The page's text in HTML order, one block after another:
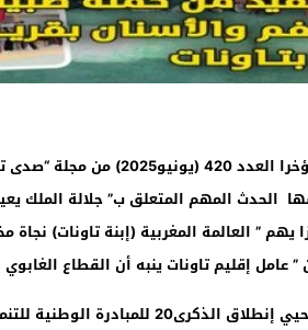
مكتب الرباط:”تاونات نت”/-صدر
الحدث المهم المتعلق ب” جلالة الملك
عامل إقليم تاونات ينبه أن القطاع
كما تضمن العدد كذلك “تاونات تحيي